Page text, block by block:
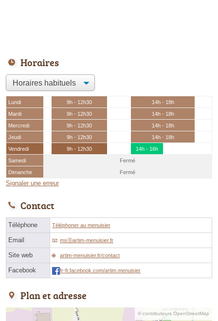
Horaires
Lundi 9h - 12h30
14h - 18h
Mardi
9h - 12h30
14h - 18h
Mercredi
9h - 12h30
14h - 18h
Jeudi
9h - 12h30
14h - 18h
Vendredi
9h - 12h30
14h - 16h
Samedi
Fermé
Dimanche
Fermé
Signaler une erreur
Contact
Téléphone Téléphoner au menuisier
Email msⓐartim-menuisier.fr
Site web artim-menuisier.fr/contact
Facebook fr-fr.facebook.com/artim.menuisier
Plan et adresse
© contributeurs OpenStreetMap